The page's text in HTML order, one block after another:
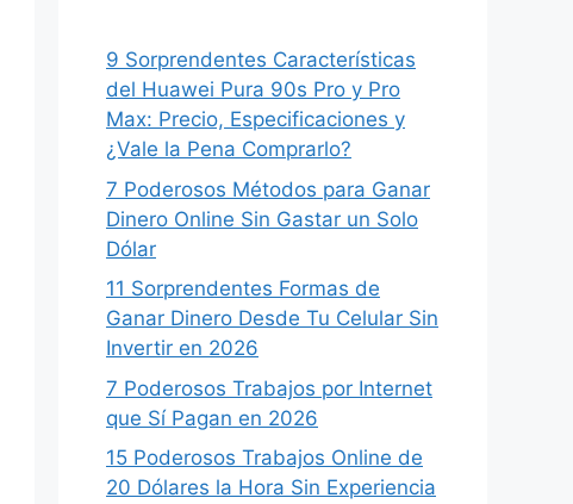
9 Sorprendentes Características
del Huawei Pura 90s Pro y Pro
Max: Precio, Especificaciones y
¿Vale la Pena Comprarlo?
7 Poderosos Métodos para Ganar
Dinero Online Sin Gastar un Solo
Dólar
11 Sorprendentes Formas de
Ganar Dinero Desde Tu Celular Sin
Invertir en 2026
7 Poderosos Trabajos por Internet
que Sí Pagan en 2026
15 Poderosos Trabajos Online de
20 Dólares la Hora Sin Experiencia